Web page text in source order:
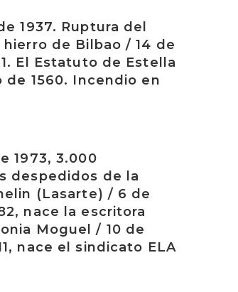
1937. Ruptura del
de Bilbao / 14 de
El Estatuto de Estella
de 1560. Incendio en
1973, 3.000
despedidos de la
(Lasarte) / 6 de
nace la escritora
Moguel / 10 de
nace el sindicato ELA